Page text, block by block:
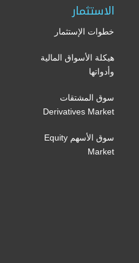
الاستثمار
خطوات الإستثمار
هيكلة الأسواق المالية
وأدواتها
سوق المشتقات
Derivatives Market
سوق الأسهم Equity
Market